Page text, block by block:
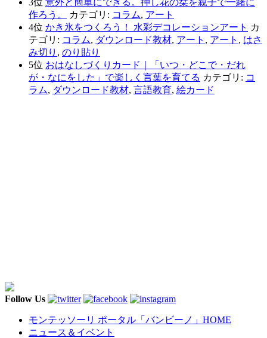
3位 意外と簡単にできる。押し花の栞を親子で一緒に
作ろう。
カテゴリ: コラム, アート
4位 かき氷をつくろう！ 水彩デコレーションアート カ
テゴリ: コラム, ダウンロード教材, アート , アート , はさ
み切り , のり貼り
5位 おはなしづくりカード｜「いつ・どこで・だれ
が・なにをした」で楽しく言葉を育てる カテゴリ: コ
ラム, ダウンロード教材, 言語教育, 絵カード
Follow Us
モンテッソーリ ポータル「バンビーノ」 HOME
ニュース＆イベント